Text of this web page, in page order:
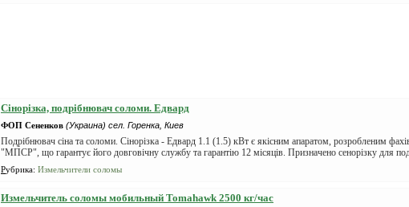
Сінорізка, подрібнювач соломи. Едвард
ФОП Сененков (Украина) сел. Горенка, Киев
Подрібнювач сіна та соломи. Сінорізка - Едвард 1.1 (1.5) кВт є якісним апаратом, розробленим
"МПСР", що гарантує його довговічну службу та гарантію 12 місяців. Призначено сенорізку для
Рубрика: Измельчители соломы
Измельчитель соломы мобильный Tomahawk 2500 кг/час